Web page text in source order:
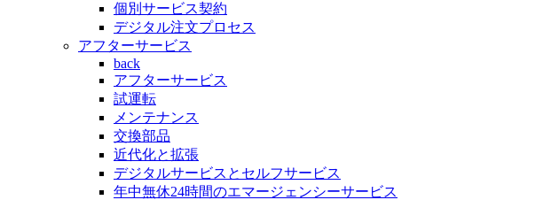
個別サービス契約
デジタル注文プロセス
アフターサービス
back
アフターサービス
試運転
メンテナンス
交換部品
近代化と拡張
デジタルサービスとセルフサービス
年中無休24時間のエマージェンシーサービス